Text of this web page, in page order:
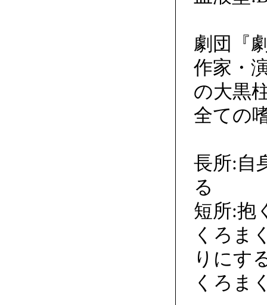
劇団『
作家・
の大黒
全ての
長所:自
る
短所:抱
くろま
りにす
くろま